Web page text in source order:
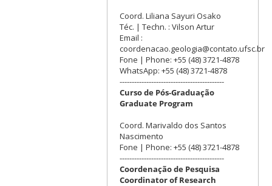
Coord. Liliana Sayuri Osako
Téc. | Techn. : Vilson Artur
Email :
coordenacao.geologia@contato.ufsc.br
Fone | Phone: +55 (48) 3721-4878
WhatsApp: +55 (48) 3721-4878
-------------------------------------------
Curso de Pós-Graduação
Graduate Program
Coord. Marivaldo dos Santos
Nascimento
Fone | Phone: +55 (48) 3721-4878
-------------------------------------------
Coordenação de Pesquisa
Coordinator of Research